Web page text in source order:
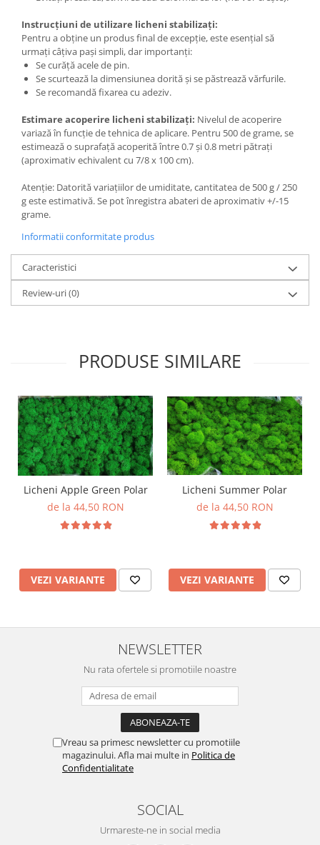
Instrucțiuni de utilizare licheni stabilizați:
Pentru a obține un produs final de excepție, este esențial să
urmați câțiva pași simpli, dar importanți:
Se curăță acele de pin.
Se scurtează la dimensiunea dorită și se păstrează vărfurile.
Se recomandă fixarea cu adeziv.
Estimare acoperire licheni stabilizați: Nivelul de acoperire
variază în funcție de tehnica de aplicare. Pentru 500 de grame, se
estimează o suprafață acoperită între 0.7 și 0.8 metri pătrați
(aproximativ echivalent cu 7/8 x 100 cm).
Atenție: Datorită variațiilor de umiditate, cantitatea de 500 g / 250
g este estimativă. Se pot înregistra abateri de aproximativ +/-15
grame.
Informatii conformitate produs
Caracteristici
Review-uri(0)
PRODUSE SIMILARE
Licheni Apple Green Polar
de la 44,50 RON
VEZI VARIANTE
Licheni Summer Polar
de la 44,50 RON
VEZI VARIANTE
NEWSLETTER
Nu rata ofertele si promotiile noastre
Vreau sa primesc newsletter cu promotiile
magazinului. Afla mai multe in Politica de
Confidentialitate
SOCIAL
Urmareste-ne in social media